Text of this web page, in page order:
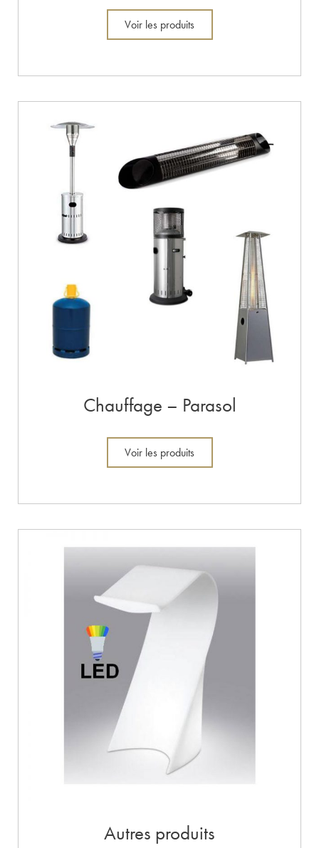
Voir les produits
Chauffage – Parasol
Voir les produits
Autres produits